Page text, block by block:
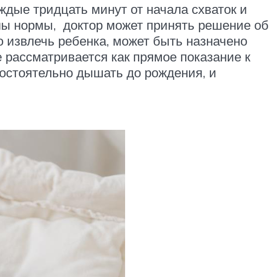
тридцать минут от начала схваток и
нормы, доктор может принять решение об
ребенка, может быть назначено
как прямое показание к
дышать до рождения, и